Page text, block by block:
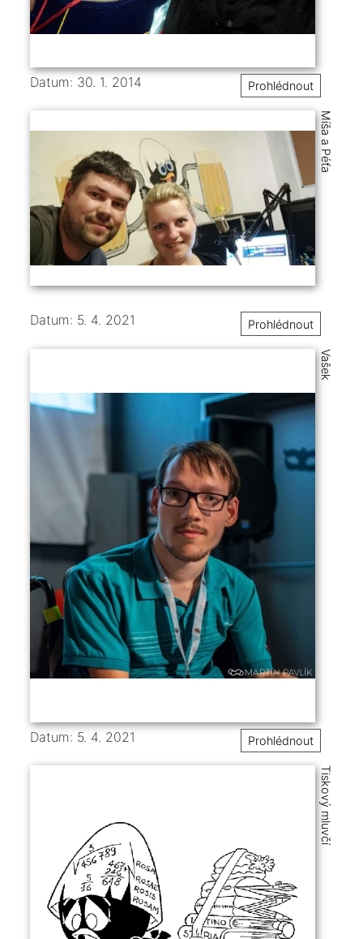
Datum: 30. 1. 2014 Prohlédnout
Míša a Péťa
Datum: 5. 4. 2021 Prohlédnout
Vašek
Datum: 5. 4. 2021 Prohlédnout
Tiskový mluvčí